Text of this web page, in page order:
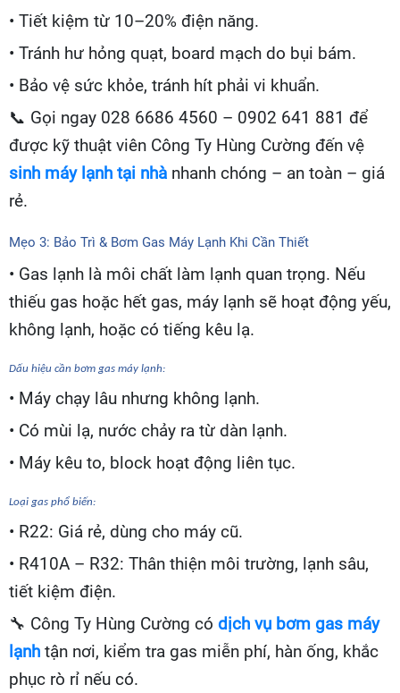
• Tiết kiệm từ 10–20% điện năng.
• Tránh hư hỏng quạt, board mạch do bụi bám.
• Bảo vệ sức khỏe, tránh hít phải vi khuẩn.
📞 Gọi ngay 028 6686 4560 – 0902 641 881 để
được kỹ thuật viên Công Ty Hùng Cường đến vệ
sinh máy lạnh tại nhà nhanh chóng – an toàn – giá
rẻ.
Mẹo 3: Bảo Trì & Bơm Gas Máy Lạnh Khi Cần Thiết
• Gas lạnh là môi chất làm lạnh quan trọng. Nếu
thiếu gas hoặc hết gas, máy lạnh sẽ hoạt động yếu,
không lạnh, hoặc có tiếng kêu lạ.
Dấu hiệu cần bơm gas máy lạnh:
• Máy chạy lâu nhưng không lạnh.
• Có mùi lạ, nước chảy ra từ dàn lạnh.
• Máy kêu to, block hoạt động liên tục.
Loại gas phổ biến:
• R22: Giá rẻ, dùng cho máy cũ.
• R410A – R32: Thân thiện môi trường, lạnh sâu,
tiết kiệm điện.
🔧 Công Ty Hùng Cường có dịch vụ bơm gas máy
lạnh tận nơi, kiểm tra gas miễn phí, hàn ống, khắc
phục rò rỉ nếu có.